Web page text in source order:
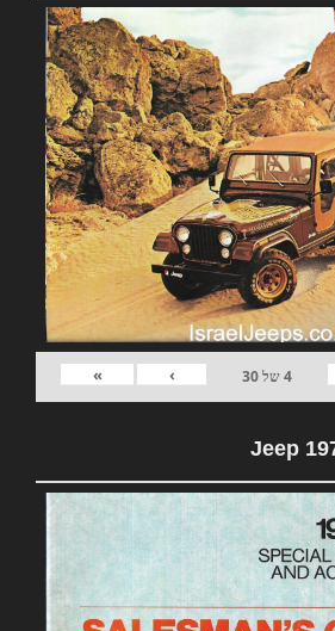
4של30
›
»